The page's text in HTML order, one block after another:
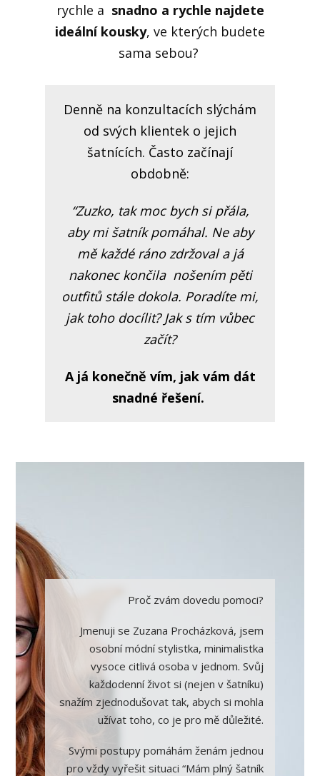
rychle a snadno a rychle najdete
ideální kousky, ve kterých budete
sama sebou?
Denně na konzultacích slýchám
od svých klientek o jejich
šatnících. Často začínají
obdobně:
“Zuzko, tak moc bych si přála,
aby mi šatník pomáhal. Ne aby
mě každé ráno zdržoval a já
nakonec končila nošením pěti
outfitů stále dokola. Poradíte mi,
jak toho docílit? Jak s tím vůbec
začít?
A já konečně vím, jak vám dát
snadné řešení.
Proč zvám dovedu pomoci?
Jmenuji se Zuzana Procházková, jsem
osobní módní stylistka, minimalistka
vysoce citlivá osoba v jednom. Svůj
každodenní život si (nejen v šatníku)
snažím zjednodušovat tak, abych si mohla
užívat toho, co je pro mě důležité.
Svými postupy pomáhám ženám jednou
pro vždy vyřešit situaci “Mám plný šatník